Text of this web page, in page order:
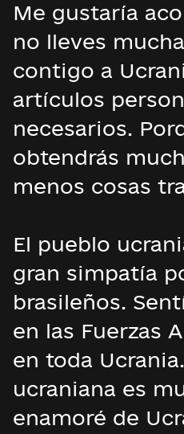
Me gustaría
no lleves
contigo a
artículos
necesarios.
obtendrás
menos cosas
El pueblo
gran simpatía
brasileños.
en las Fuerzas
en toda
ucraniana es
enamoré de